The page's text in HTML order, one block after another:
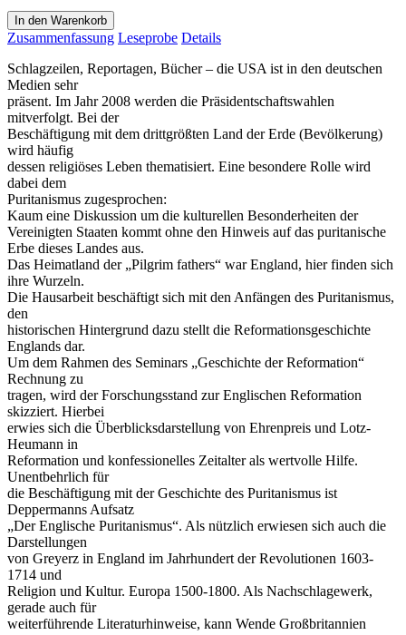
In den Warenkorb
Zusammenfassung Leseprobe Details
Schlagzeilen, Reportagen, Bücher – die USA ist in den deutschen
Medien sehr
präsent. Im Jahr 2008 werden die Präsidentschaftswahlen
mitverfolgt. Bei der
Beschäftigung mit dem drittgrößten Land der Erde (Bevölkerung)
wird häufig
dessen religiöses Leben thematisiert. Eine besondere Rolle wird
dabei dem
Puritanismus zugesprochen:
Kaum eine Diskussion um die kulturellen Besonderheiten der
Vereinigten Staaten kommt ohne den Hinweis auf das puritanische
Erbe dieses Landes aus.
Das Heimatland der „Pilgrim fathers“ war England, hier finden sich
ihre Wurzeln.
Die Hausarbeit beschäftigt sich mit den Anfängen des Puritanismus,
den
historischen Hintergrund dazu stellt die Reformationsgeschichte
Englands dar.
Um dem Rahmen des Seminars „Geschichte der Reformation“
Rechnung zu
tragen, wird der Forschungsstand zur Englischen Reformation
skizziert. Hierbei
erwies sich die Überblicksdarstellung von Ehrenpreis und Lotz-
Heumann in
Reformation und konfessionelles Zeitalter als wertvolle Hilfe.
Unentbehrlich für
die Beschäftigung mit der Geschichte des Puritanismus ist
Deppermanns Aufsatz
„Der Englische Puritanismus“. Als nützlich erwiesen sich auch die
Darstellungen
von Greyerz in England im Jahrhundert der Revolutionen 1603-
1714 und
Religion und Kultur. Europa 1500-1800. Als Nachschlagewerk,
gerade auch für
weiterführende Literaturhinweise, kann Wende Großbritannien